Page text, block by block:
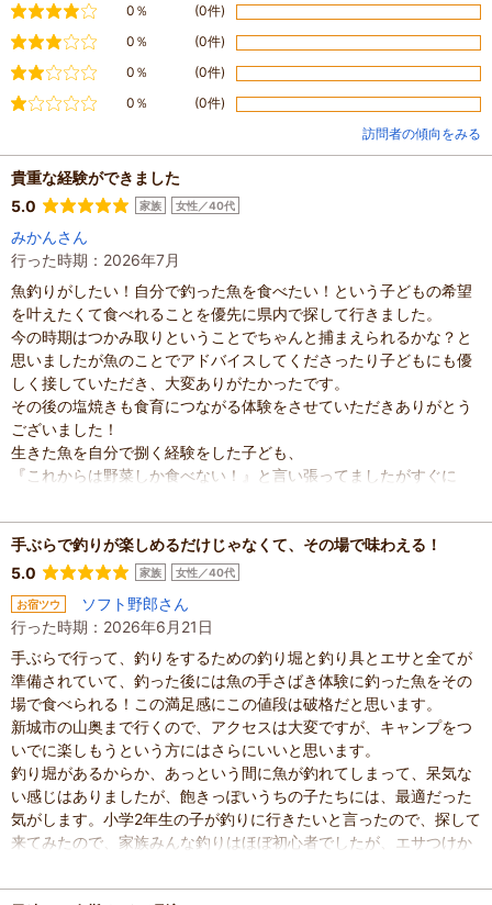
やや満足
0％ (0件)
普通0％ (0件)
やや不満
0％ (0件)
不満0％
(0件)
訪問者の傾向をみる
貴重な経験ができました
5.0
家族 女性／40代
みかんさん
行った時期：2026年7月
魚釣りがしたい！自分で釣った魚を食べたい！という子どもの希望
を叶えたくて食べれることを優先に県内で探して行きました。
今の時期はつかみ取りということでちゃんと捕まえられるかな？と
思いましたが魚のことでアドバイスしてくださったり子どもにも優
しく接していただき、大変ありがたかったです。
その後の塩焼きも食育につながる体験をさせていただきありがとう
ございました！
生きた魚を自分で捌く経験をした子ども、
『これからは野菜しか食べない！』と言い張ってましたがすぐに
魚釣りは10月後半からということだったのでまたその時期になった
らお邪魔させていただきます(^^)
混雑具合：空いていた
滞在時間：
2～3時間
家族の内訳
：お子様、 親・祖父母、
子どもの年齢 ： 4～6歳、
人数： 3人～5人
投稿日： 2026年7月13日
手ぶらで釣りが楽しめるだけじゃなくて、その場で味わえる！
5.0
家族 女性／40代
お宿ツウ
ソフト野郎さん
行った時期：2026年6月21日
手ぶらで行って、釣りをするための釣り堀と釣り具とエサと全てが
準備されていて、釣った後には魚の手さばき体験に釣った魚をその
場で食べられる！この満足感にこの値段は破格だと思います。
新城市の山奥まで行くので、アクセスは大変ですが、キャンプをつ
いでに楽しもうという方にはさらにいいと思います。
釣り堀があるからか、あっという間に魚が釣れてしまって、呆気な
い感じはありましたが、飽きっぽいうちの子たちには、最適だった
気がします。小学2年生の子が釣りに行きたいと言ったので、探して
来てみたので、家族みんな釣りはほぼ初心者でしたが、エサつけか
魚を弱らせないために、釣った魚は放流できず、1匹釣れるごとにお